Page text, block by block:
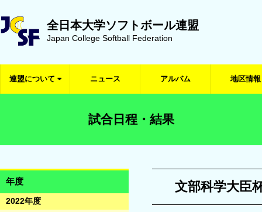
全日本大学ソフトボール連盟
Japan College Softball Federation
連盟について ニュース アルバム 地区情報
試合日程・結果
年度
2022年度
文部科学大臣